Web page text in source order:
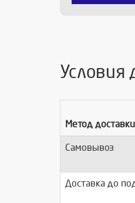
Условия
Метод доставки
Самовывоз
Доставка до